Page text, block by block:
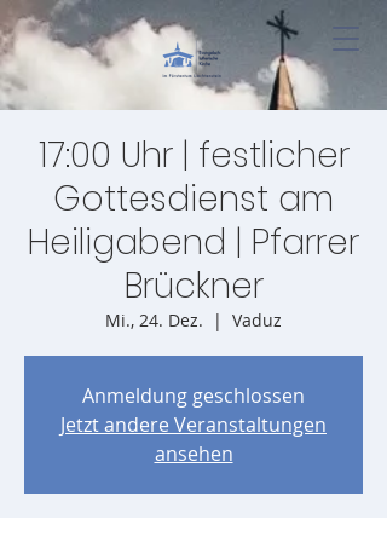
17:00 Uhr | festlicher
Gottesdienst am
Heiligabend | Pfarrer
Brückner
Mi., 24. Dez.
  |
Vaduz
Anmeldung geschlossen
Jetzt andere Veranstaltungen
ansehen